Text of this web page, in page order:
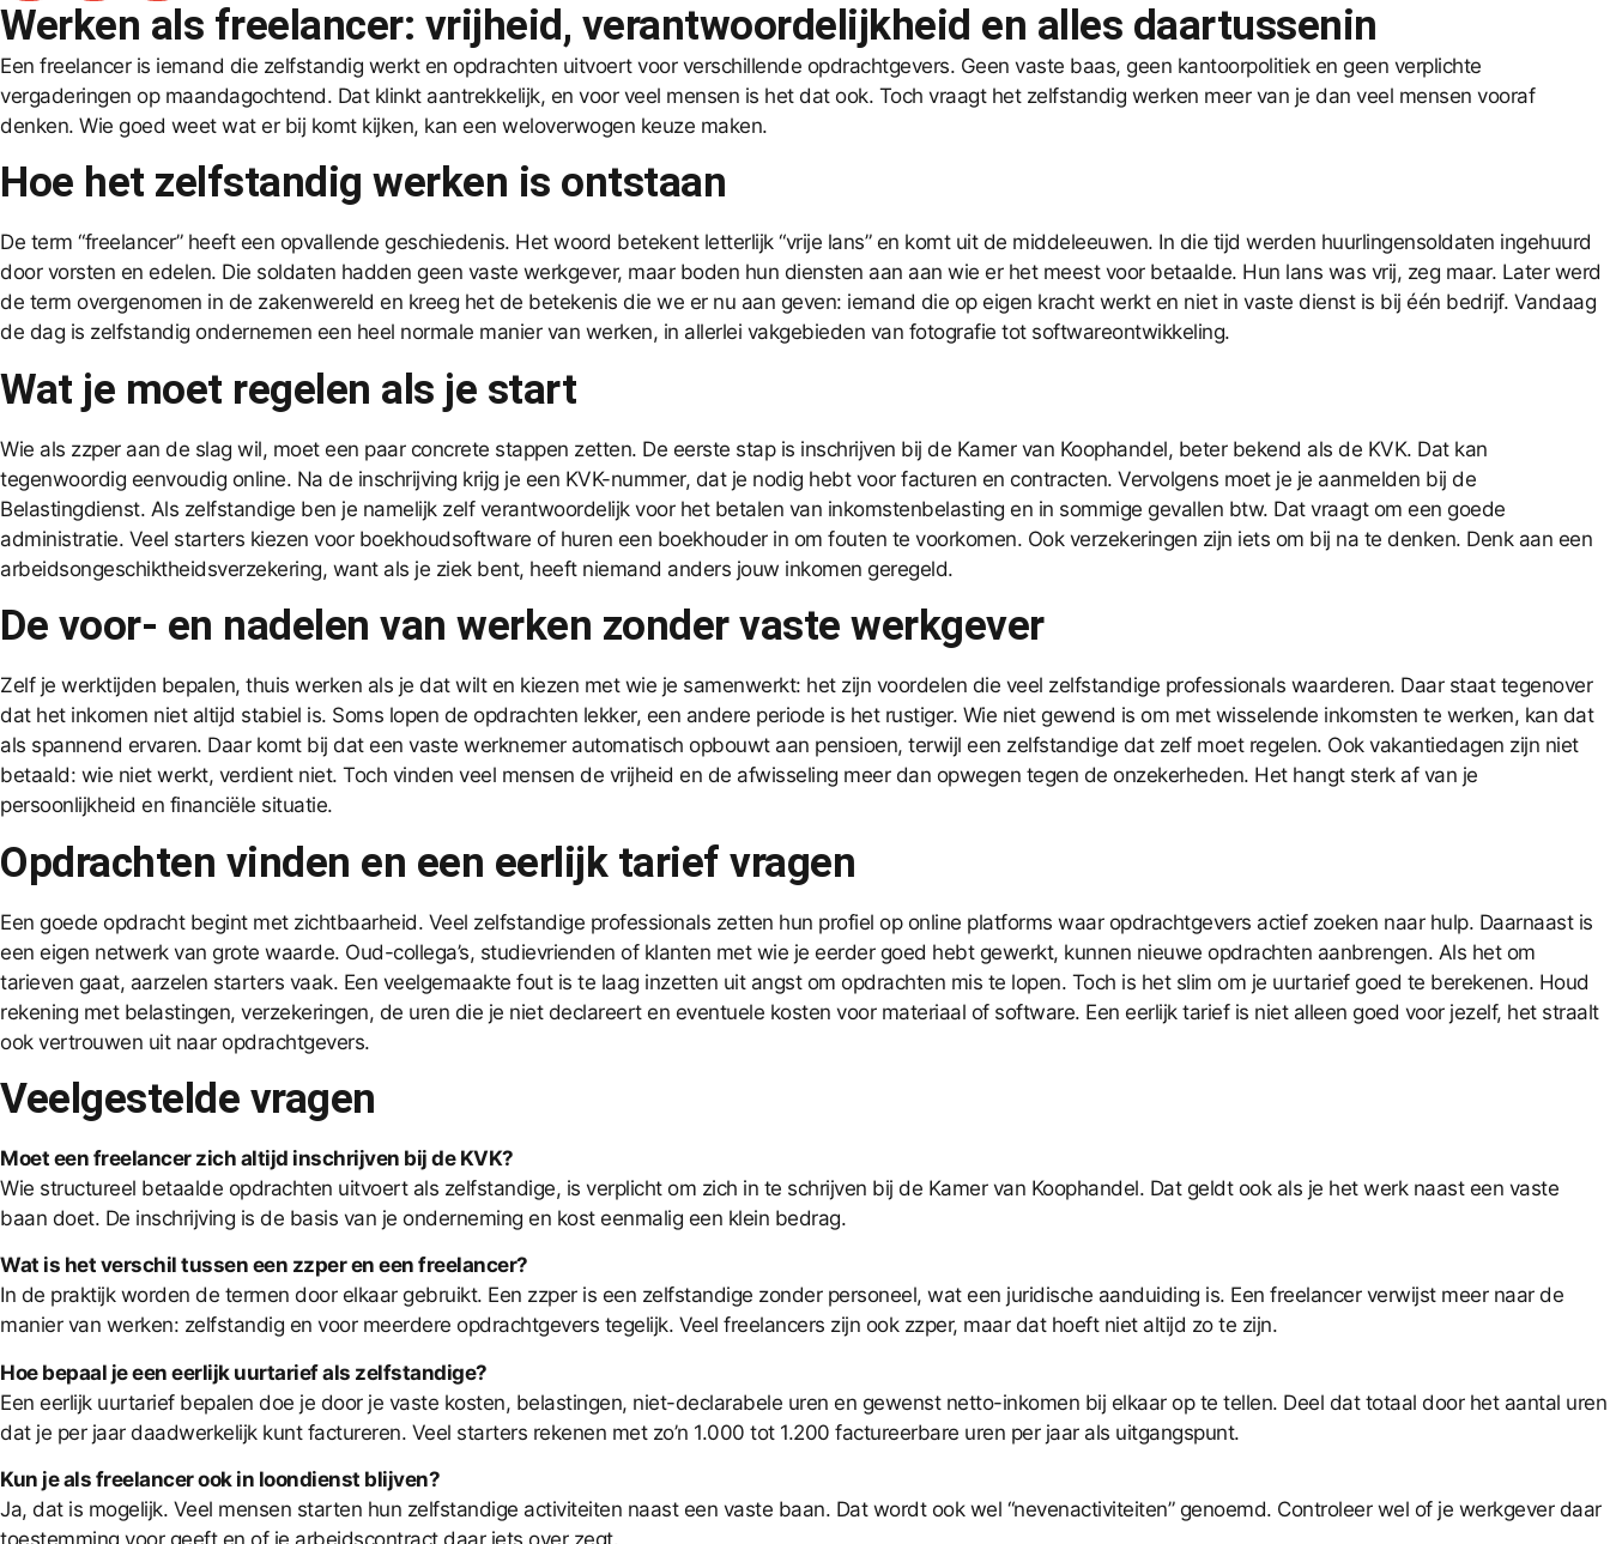
Werken als freelancer: vrijheid, verantwoordelijkheid en alles daartussenin
Een freelancer is iemand die zelfstandig werkt en opdrachten uitvoert voor verschillende opdrachtgevers. Geen vaste baas, geen kantoorpolitiek en geen verplichte
vergaderingen op maandagochtend. Dat klinkt aantrekkelijk, en voor veel mensen is het dat ook. Toch vraagt het zelfstandig werken meer van je dan veel mensen vooraf
denken. Wie goed weet wat er bij komt kijken, kan een weloverwogen keuze maken.
Hoe het zelfstandig werken is ontstaan
De term “freelancer” heeft een opvallende geschiedenis. Het woord betekent letterlijk “vrije lans” en komt uit de middeleeuwen. In die tijd werden huurlingensoldaten ingehuurd
door vorsten en edelen. Die soldaten hadden geen vaste werkgever, maar boden hun diensten aan aan wie er het meest voor betaalde. Hun lans was vrij, zeg maar. Later werd
de term overgenomen in de zakenwereld en kreeg het de betekenis die we er nu aan geven: iemand die op eigen kracht werkt en niet in vaste dienst is bij één bedrijf. Vandaag
de dag is zelfstandig ondernemen een heel normale manier van werken, in allerlei vakgebieden van fotografie tot softwareontwikkeling.
Wat je moet regelen als je start
Wie als zzper aan de slag wil, moet een paar concrete stappen zetten. De eerste stap is inschrijven bij de Kamer van Koophandel, beter bekend als de KVK. Dat kan
tegenwoordig eenvoudig online. Na de inschrijving krijg je een KVK-nummer, dat je nodig hebt voor facturen en contracten. Vervolgens moet je je aanmelden bij de
Belastingdienst. Als zelfstandige ben je namelijk zelf verantwoordelijk voor het betalen van inkomstenbelasting en in sommige gevallen btw. Dat vraagt om een goede
administratie. Veel starters kiezen voor boekhoudsoftware of huren een boekhouder in om fouten te voorkomen. Ook verzekeringen zijn iets om bij na te denken. Denk aan een
arbeidsongeschiktheidsverzekering, want als je ziek bent, heeft niemand anders jouw inkomen geregeld.
De voor- en nadelen van werken zonder vaste werkgever
Zelf je werktijden bepalen, thuis werken als je dat wilt en kiezen met wie je samenwerkt: het zijn voordelen die veel zelfstandige professionals waarderen. Daar staat tegenover
dat het inkomen niet altijd stabiel is. Soms lopen de opdrachten lekker, een andere periode is het rustiger. Wie niet gewend is om met wisselende inkomsten te werken, kan dat
als spannend ervaren. Daar komt bij dat een vaste werknemer automatisch opbouwt aan pensioen, terwijl een zelfstandige dat zelf moet regelen. Ook vakantiedagen zijn niet
betaald: wie niet werkt, verdient niet. Toch vinden veel mensen de vrijheid en de afwisseling meer dan opwegen tegen de onzekerheden. Het hangt sterk af van je
persoonlijkheid en financiële situatie.
Opdrachten vinden en een eerlijk tarief vragen
Een goede opdracht begint met zichtbaarheid. Veel zelfstandige professionals zetten hun profiel op online platforms waar opdrachtgevers actief zoeken naar hulp. Daarnaast is
een eigen netwerk van grote waarde. Oud-collega’s, studievrienden of klanten met wie je eerder goed hebt gewerkt, kunnen nieuwe opdrachten aanbrengen. Als het om
tarieven gaat, aarzelen starters vaak. Een veelgemaakte fout is te laag inzetten uit angst om opdrachten mis te lopen. Toch is het slim om je uurtarief goed te berekenen. Houd
rekening met belastingen, verzekeringen, de uren die je niet declareert en eventuele kosten voor materiaal of software. Een eerlijk tarief is niet alleen goed voor jezelf, het straalt
ook vertrouwen uit naar opdrachtgevers.
Veelgestelde vragen
Moet een freelancer zich altijd inschrijven bij de KVK?
Wie structureel betaalde opdrachten uitvoert als zelfstandige, is verplicht om zich in te schrijven bij de Kamer van Koophandel. Dat geldt ook als je het werk naast een vaste
baan doet. De inschrijving is de basis van je onderneming en kost eenmalig een klein bedrag.
Wat is het verschil tussen een zzper en een freelancer?
In de praktijk worden de termen door elkaar gebruikt. Een zzper is een zelfstandige zonder personeel, wat een juridische aanduiding is. Een freelancer verwijst meer naar de
manier van werken: zelfstandig en voor meerdere opdrachtgevers tegelijk. Veel freelancers zijn ook zzper, maar dat hoeft niet altijd zo te zijn.
Hoe bepaal je een eerlijk uurtarief als zelfstandige?
Een eerlijk uurtarief bepalen doe je door je vaste kosten, belastingen, niet-declarabele uren en gewenst netto-inkomen bij elkaar op te tellen. Deel dat totaal door het aantal uren
dat je per jaar daadwerkelijk kunt factureren. Veel starters rekenen met zo’n 1.000 tot 1.200 factureerbare uren per jaar als uitgangspunt.
Kun je als freelancer ook in loondienst blijven?
Ja, dat is mogelijk. Veel mensen starten hun zelfstandige activiteiten naast een vaste baan. Dat wordt ook wel “nevenactiviteiten” genoemd. Controleer wel of je werkgever daar